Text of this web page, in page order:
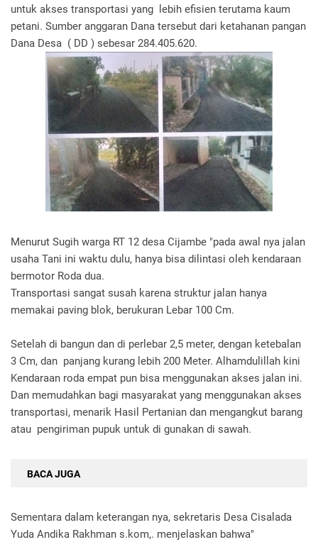
untuk akses transportasi yang lebih efisien terutama kaum
petani. Sumber anggaran Dana tersebut dari ketahanan pangan
Dana Desa ( DD ) sebesar 284.405.620.
Menurut Sugih warga RT 12 desa Cijambe "pada awal nya jalan
usaha Tani ini waktu dulu, hanya bisa dilintasi oleh kendaraan
bermotor Roda dua.
Transportasi sangat susah karena struktur jalan hanya
memakai paving blok, berukuran Lebar 100 Cm.
Setelah di bangun dan di perlebar 2,5 meter, dengan ketebalan
3 Cm, dan panjang kurang lebih 200 Meter. Alhamdulillah kini
Kendaraan roda empat pun bisa menggunakan akses jalan ini.
Dan memudahkan bagi masyarakat yang menggunakan akses
transportasi, menarik Hasil Pertanian dan mengangkut barang
atau pengiriman pupuk untuk di gunakan di sawah.
BACA JUGA
Sementara dalam keterangan nya, sekretaris Desa Cisalada
Yuda Andika Rakhman s.kom,. menjelaskan bahwa"